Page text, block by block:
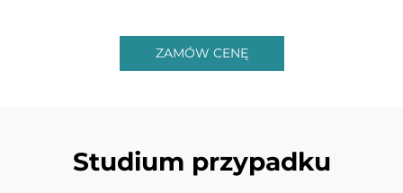
ZAMÓW CENĘ
Studium przypadku